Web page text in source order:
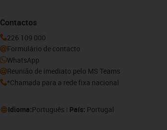
Contactos
226 109 000
Formulário de contacto
WhatsApp
Reunião de imediato pelo MS Teams
*Chamada para a rede fixa nacional
Idioma:Português País: Portugal